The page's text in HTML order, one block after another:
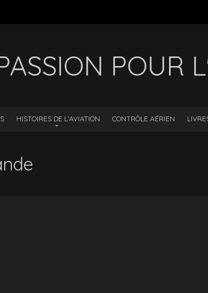
POUR
HISTOIRES DE L’AVIATION CONTRÔLE AÉRIEN